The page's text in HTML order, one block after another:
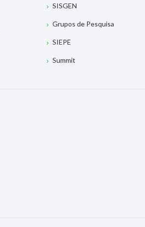
SISGEN
Grupos de Pesquisa
SIEPE
Summit